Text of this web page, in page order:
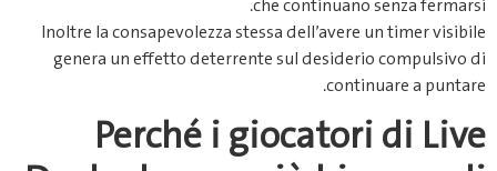
che continuano senza fermarsi.
Inoltre la consapevolezza stessa dell’avere un timer visibile
genera un effetto deterrente sul desiderio compulsivo di
continuare a puntare.
Perché i giocatori di Live